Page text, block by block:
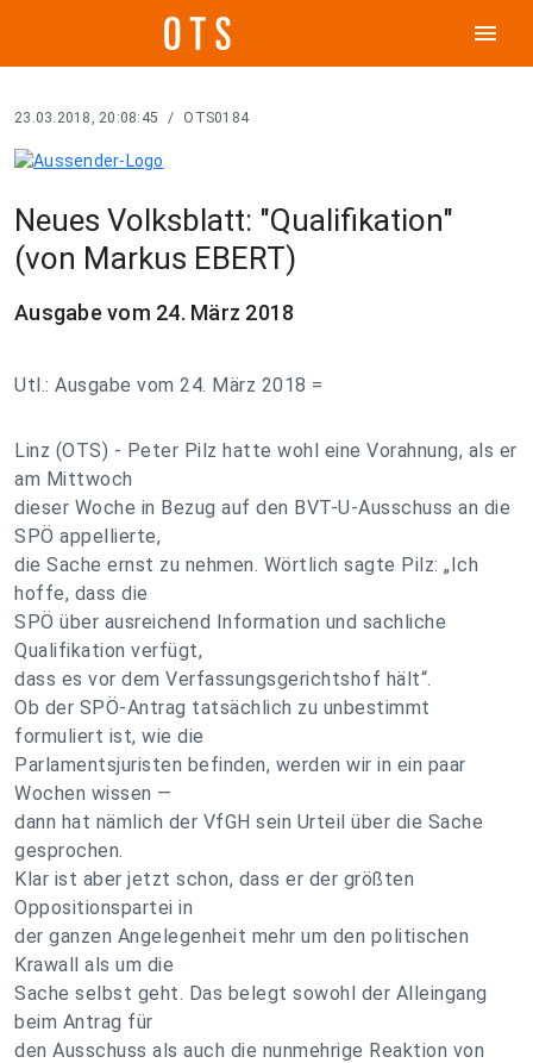
menu
23.03.2018, 20:08:45 / OTS0184
Neues Volksblatt: "Qualifikation"
(von Markus EBERT)
Ausgabe vom 24. März 2018
Utl.: Ausgabe vom 24. März 2018 =
Linz (OTS) - Peter Pilz hatte wohl eine Vorahnung, als er
am Mittwoch
dieser Woche in Bezug auf den BVT-U-Ausschuss an die
SPÖ appellierte,
die Sache ernst zu nehmen. Wörtlich sagte Pilz: „Ich
hoffe, dass die
SPÖ über ausreichend Information und sachliche
Qualifikation verfügt,
dass es vor dem Verfassungsgerichtshof hält“.
Ob der SPÖ-Antrag tatsächlich zu unbestimmt
formuliert ist, wie die
Parlamentsjuristen befinden, werden wir in ein paar
Wochen wissen —
dann hat nämlich der VfGH sein Urteil über die Sache
gesprochen.
Klar ist aber jetzt schon, dass er der größten
Oppositionspartei in
der ganzen Angelegenheit mehr um den politischen
Krawall als um die
Sache selbst geht. Das belegt sowohl der Alleingang
beim Antrag für
den Ausschuss als auch die nunmehrige Reaktion von